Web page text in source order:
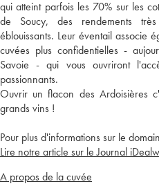
qui atteint parfois les 70% sur les
de Soucy, des rendements
éblouissants. Leur éventail associe
cuvées plus confidentielles -
Savoie - qui vous ouvriront
passionnants.
Ouvrir un flacon des Ardoisières
grands vins !
Pour plus d'informations sur le
Lire notre article sur le Journal
A propos de la cuvée